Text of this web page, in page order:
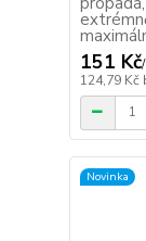
151 Kč/
124,79 Kč
Novinka